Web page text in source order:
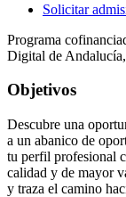
Solicitar
Programa
Digital de
Objetivos
Descubre una
a un abanico de
tu perfil profesional
calidad y de mayor
y traza el camino